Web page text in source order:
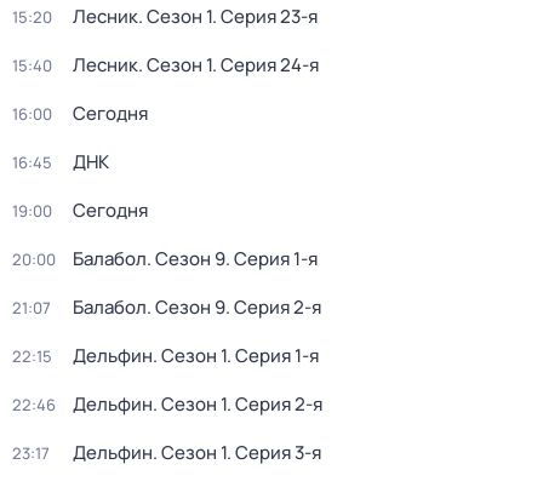
15:20 Лесник. Сезон 1. Серия 23-я
15:40 Лесник. Сезон 1. Серия 24-я
16:00 Сегодня
16:45 ДНК
19:00 Сегодня
20:00 Балабол. Сезон 9. Серия 1-я
21:07 Балабол. Сезон 9. Серия 2-я
22:15 Дельфин. Сезон 1. Серия 1-я
22:46 Дельфин. Сезон 1. Серия 2-я
23:17 Дельфин. Сезон 1. Серия 3-я